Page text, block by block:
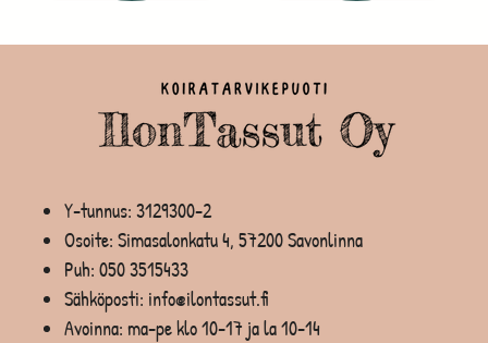
Y-tunnus: 3129300-2
Osoite: Simasalonkatu 4, 57200 Savonlinna
Puh: 050 3515433
Sähköposti: info@ilontassut.fi
Avoinna: ma-pe klo 10-17 ja la 10-14